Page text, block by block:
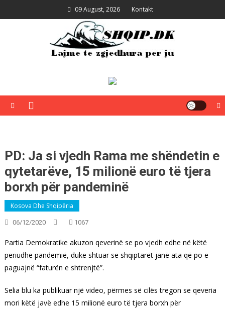
to
09 August, 2026 Kontakt
PD: Ja si vjedh Rama me shëndetin e
qytetarëve, 15 milionë euro të tjera
borxh për pandeminë
Kosova Dhe Shqipëria
06/12/2020 1067
Partia Demokratike akuzon qeverinë se po vjedh edhe në këtë
periudhe pandemië, duke shtuar se shqiptarët janë ata që po e
paguajnë “faturën e shtrenjtë”.
Selia blu ka publikuar një video, përmes së cilës tregon se qeveria
mori këtë javë edhe 15 milionë euro të tjera borxh për